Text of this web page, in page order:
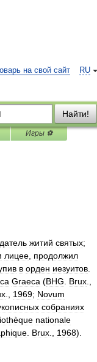
RU
на свой сайт
Найти!
Игры ⚽
житий святых;
лицее продолжил
в орден иезуитов
Graeca (BHG Brux
1969; Novum
собраниях
nationale
Brux 1968).